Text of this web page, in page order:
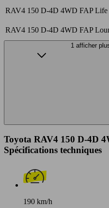
RAV4 150 D-4D 4WD FAP Life
RAV4 150 D-4D 4WD FAP
1 afficher
Toyota RAV4 150 D-4D
Spécifications techniques
190 km/h